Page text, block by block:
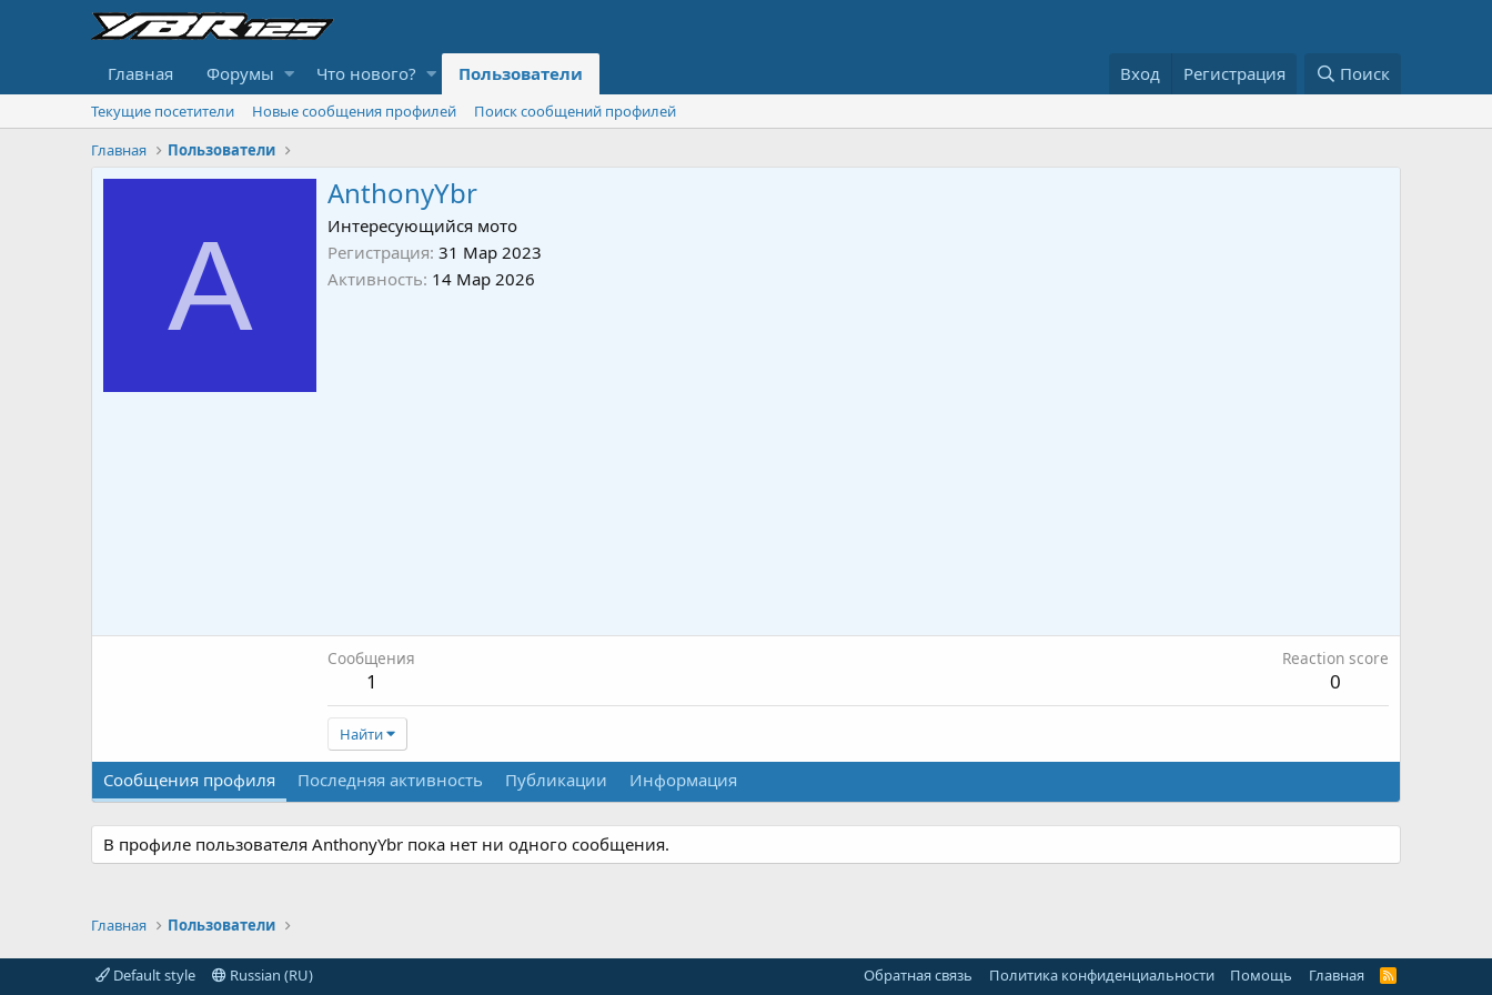
Главная Форумы Что нового? Пользователи Вход Регистрация Поиск
Текущие посетители Новые сообщения профилей
Поиск сообщений профилей
Главная
Пользователи
A
AnthonyYbr
Интересующийся мото
Регистрация 31 Мар 2023
Активность 14 Мар 2026
Сообщения
1
Reaction score
0
Найти
Сообщения профиля Последняя активность Публикации Информация
В профиле пользователя AnthonyYbr пока нет ни одного сообщения.
Главная Пользователи
Default style Russian (RU) Обратная связь Политика конфиденциальности Помощь Главная
R